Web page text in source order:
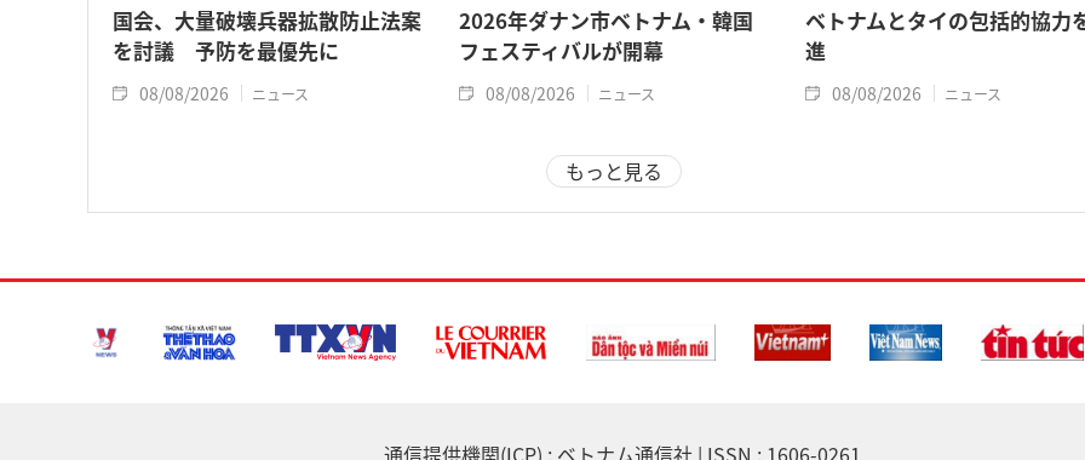
国会、大量破壊兵器拡散防止法案
を討議 予防を最優先に
08/08/2026 ニュース
2026年ダナン市ベトナム・韓国
フェスティバルが開幕
08/08/2026 ニュース
ベトナムとタイの包括的協力
進
08/08/2026 ニュース
もっと見る
通信提供機関(ICP) : ベトナム通信社 | ISSN : 1606-0261